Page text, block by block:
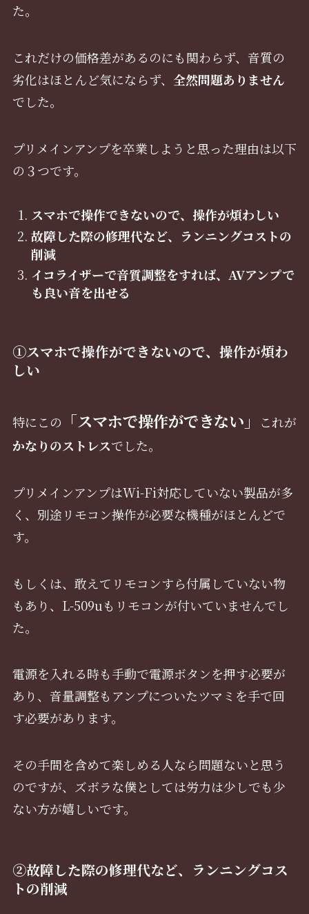
た。
これだけの価格差があるのにも関わらず、音質の
劣化はほとんど気にならず、 全然問題ありません
でした。
プリメインアンプを卒業しようと思った理由は以下
の３つです。
スマホで操作できないので、操作が煩わしい
故障した際の修理代など、ランニングコストの
削減
イコライザーで音質調整をすれば、AVアンプで
も良い音を出せる
①スマホで操作ができないので、操作が煩わ
しい
特にこの 「スマホで操作ができない」
これが
かなりのストレスでした。
プリメインアンプはWi-Fi対応していない製品が多
く、別途リモコン操作が必要な機種がほとんどで
す。
もしくは、敢えてリモコンすら付属していない物
もあり、L-509uもリモコンが付いていませんでし
た。
電源を入れる時も手動で電源ボタンを押す必要が
あり、音量調整もアンプについたツマミを手で回
す必要があります。
その手間を含めて楽しめる人なら問題ないと思う
のですが、ズボラな僕としては労力は少しでも少
ない方が嬉しいです。
②故障した際の修理代など、ランニングコス
トの削減